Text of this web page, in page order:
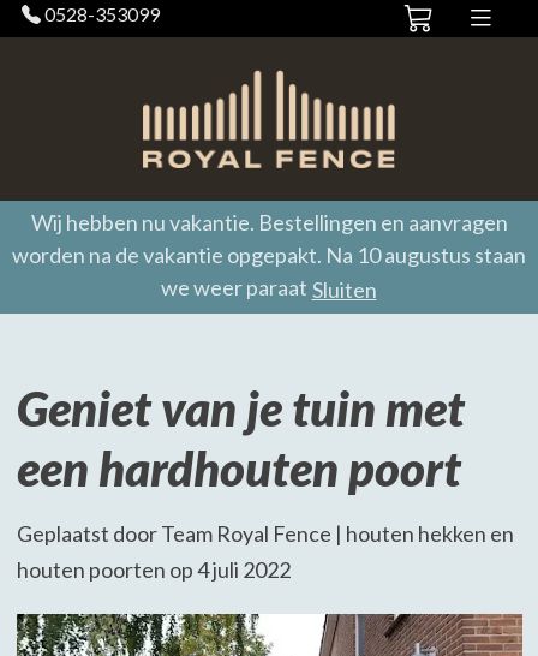
0528-353099
Wij hebben nu vakantie. Bestellingen en aanvragen
worden na de vakantie opgepakt. Na 10 augustus staan
we weer paraat Sluiten
Geniet van je tuin met
een hardhouten poort
Geplaatst door Team Royal Fence | houten hekken en
houten poorten op 4 juli 2022